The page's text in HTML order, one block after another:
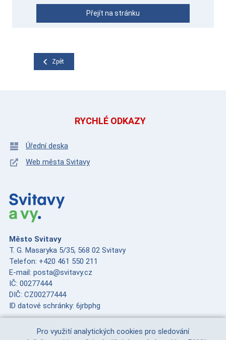
Přejít na stránku
Zpět
RYCHLÉ ODKAZY
Úřední deska
Web města Svitavy
Město Svitavy
T. G. Masaryka 5/35, 568 02 Svitavy
Telefon: +420 461 550 211
E-mail: posta@svitavy.cz
IČ: 00277444
DIČ: CZ00277444
ID datové schránky: 6jrbphg
Pro využití analytických cookies pro sledování